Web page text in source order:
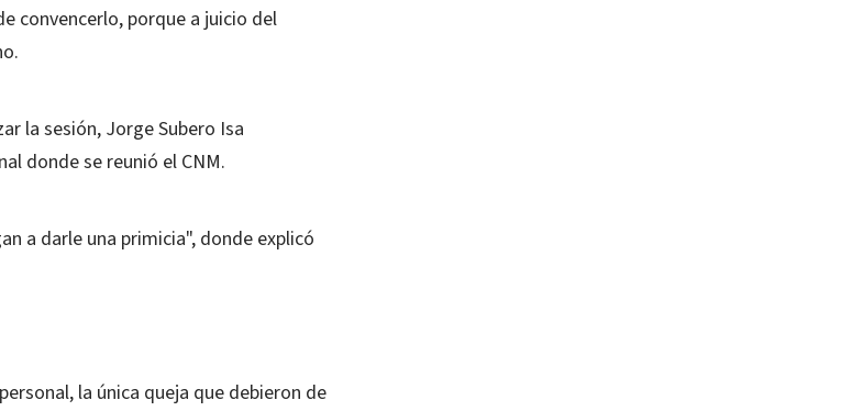
convencerlo, porque a juicio del
la sesión, Jorge Subero Isa
donde se reunió el CNM.
a darle una primicia", donde explicó
la única queja que debieron de